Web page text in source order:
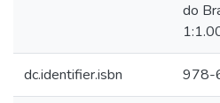
do
dc.identifier.isbn 978-